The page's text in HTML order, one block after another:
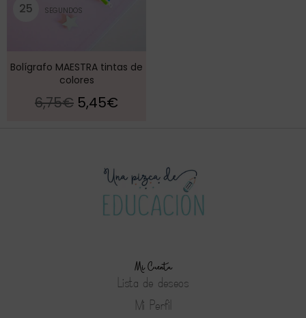
25 SEGUNDOS
Bolígrafo MAESTRA tintas de
colores
6,75€ 5,45€
Mi Cuenta
Lista de deseos
Mi Perfil